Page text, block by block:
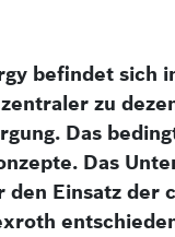
befindet sich
zu
Das
Das
den Einsatz der